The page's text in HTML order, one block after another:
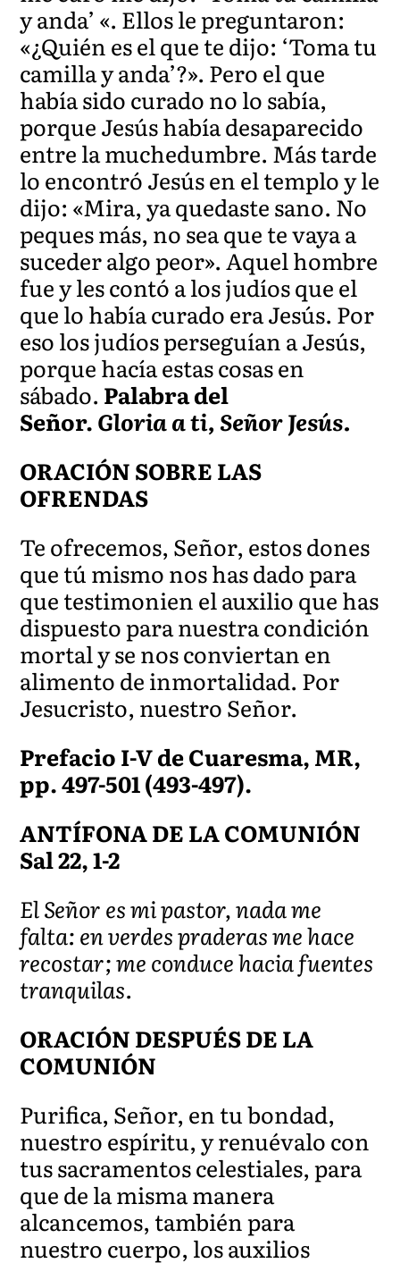
y anda’ «. Ellos le preguntaron:
«¿Quién es el que te dijo: ‘Toma tu
camilla y anda’?». Pero el que
había sido curado no lo sabía,
porque Jesús había desaparecido
entre la muchedumbre. Más tarde
lo encontró Jesús en el templo y le
dijo: «Mira, ya quedaste sano. No
peques más, no sea que te vaya a
suceder algo peor». Aquel hombre
fue y les contó a los judíos que el
que lo había curado era Jesús. Por
eso los judíos perseguían a Jesús,
porque hacía estas cosas en
sábado. Palabra del
Señor.Gloria a ti, Señor Jesús.
ORACIÓN SOBRE LAS
OFRENDAS
Te ofrecemos, Señor, estos dones
que tú mismo nos has dado para
que testimonien el auxilio que has
dispuesto para nuestra condición
mortal y se nos conviertan en
alimento de inmortalidad. Por
Jesucristo, nuestro Señor.
Prefacio I-V de Cuaresma, MR,
pp. 497-501 (493-497).
ANTÍFONA DE LA COMUNIÓN
Sal 22, 1-2
El Señor es mi pastor, nada me
falta: en verdes praderas me hace
recostar; me conduce hacia fuentes
tranquilas.
ORACIÓN DESPUÉS DE LA
COMUNIÓN
Purifica, Señor, en tu bondad,
nuestro espíritu, y renuévalo con
tus sacramentos celestiales, para
que de la misma manera
alcancemos, también para
nuestro cuerpo, los auxilios